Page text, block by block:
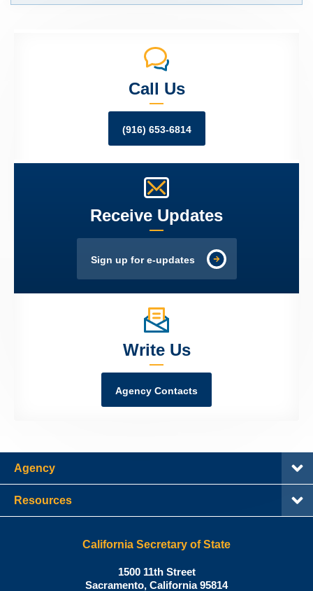
Call Us
(916) 653-6814
Receive Updates
Sign up for e-updates
Write Us
Agency Contacts
Agency
Resources
California Secretary of State
Shirley
N.
1500 11th Street
Sacramento, California95814